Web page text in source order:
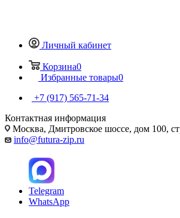
Личный кабинет
Корзина0
Избранные товары0
+7 (917) 565-71-34
Контактная информация
Москва, Дмитровское шоссе, дом 100,
info@futura-zip.ru
Telegram
WhatsApp